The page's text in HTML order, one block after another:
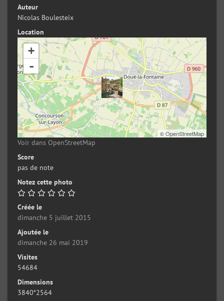
Auteur
Nicolas Boulesteix
Location
+
-
©OpenStreetMap
Voir dans OpenStreetMap
Score
pas de note
Notez cette photo
Créée le
dimanche 5 juillet 2015
Ajoutée le
dimanche 26 mai 2019
Visites
54684
Dimensions
3840*2564